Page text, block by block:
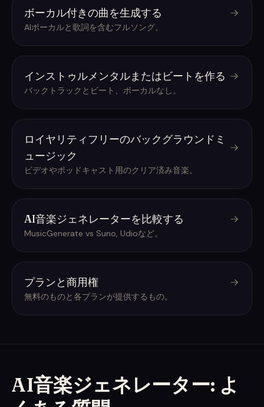
ボーカル付きの曲を生成する
AIボーカルと歌詞を含むフルソング。
インストゥルメンタルまたはビートを作る
バックトラックとビート、ボーカルなし。
ロイヤリティフリーのバックグラウンドミ
ュージック
ビデオやポッドキャスト用のクリア済み音楽。
AI音楽ジェネレーターを比較する
MusicGenerate vs Suno, Udioなど。
プランと商用権
無料のものと各プランが提供するもの。
AI音楽ジェネレーター: よ